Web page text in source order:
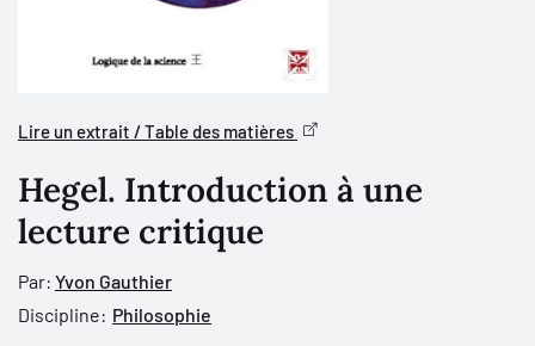
Lire un extrait / Table des matières
Hegel. Introduction à une
lecture critique
Par: Yvon Gauthier
Discipline: Philosophie